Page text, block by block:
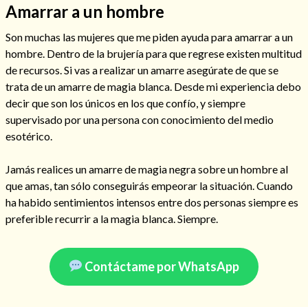
Consulta de tarot online
Hechizo de alejamiento
Amarrar a un hombre
Son muchas las mujeres que me piden ayuda para amarrar a un
hombre. Dentro de la brujería para que regrese existen multitud
de recursos. Si vas a realizar un amarre asegúrate de que se
trata de un amarre de magia blanca. Desde mi experiencia debo
decir que son los únicos en los que confío, y siempre
supervisado por una persona con conocimiento del medio
esotérico.
Jamás realices un amarre de magia negra sobre un hombre al
que amas, tan sólo conseguirás empeorar la situación. Cuando
ha habido sentimientos intensos entre dos personas siempre es
preferible recurrir a la magia blanca. Siempre.
Contáctame por WhatsApp